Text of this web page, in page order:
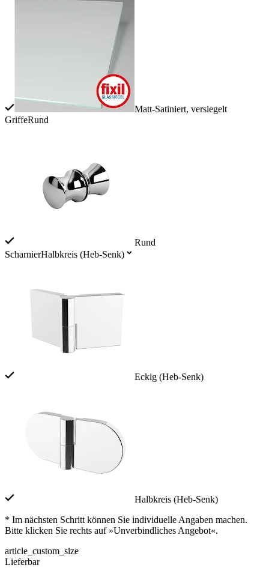
Matt-Satiniert, versiegelt
GriffeRund
Rund
ScharnierHalbkreis (Heb-Senk)
Eckig (Heb-Senk)
Halbkreis (Heb-Senk)
* Im nächsten Schritt können Sie individuelle Angaben machen.
Bitte klicken Sie rechts auf »Unverbindliches Angebot«.
article_custom_size
Lieferbar